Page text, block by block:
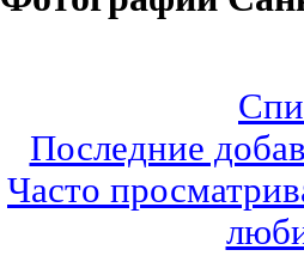
Последние
Часто